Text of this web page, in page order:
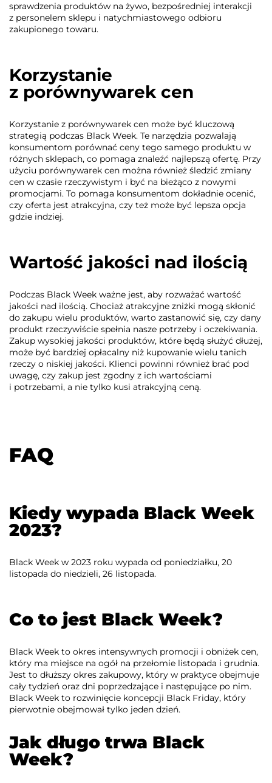
sprawdzenia produktów na żywo, bezpośredniej interakcji
z personelem sklepu i natychmiastowego odbioru
zakupionego towaru.
Korzystanie
z porównywarek cen
Korzystanie z porównywarek cen może być kluczową
strategią podczas Black Week. Te narzędzia pozwalają
konsumentom porównać ceny tego samego produktu w
różnych sklepach, co pomaga znaleźć najlepszą ofertę. Przy
użyciu porównywarek cen można również śledzić zmiany
cen w czasie rzeczywistym i być na bieżąco z nowymi
promocjami. To pomaga konsumentom dokładnie ocenić,
czy oferta jest atrakcyjna, czy też może być lepsza opcja
gdzie indziej.
Wartość jakości nad ilością
Podczas Black Week ważne jest, aby rozważać wartość
jakości nad ilością. Chociaż atrakcyjne zniżki mogą skłonić
do zakupu wielu produktów, warto zastanowić się, czy dany
produkt rzeczywiście spełnia nasze potrzeby i oczekiwania.
Zakup wysokiej jakości produktów, które będą służyć dłużej,
może być bardziej opłacalny niż kupowanie wielu tanich
rzeczy o niskiej jakości. Klienci powinni również brać pod
uwagę, czy zakup jest zgodny z ich wartościami
i potrzebami, a nie tylko kusi atrakcyjną ceną.
FAQ
Kiedy wypada Black Week
2023?
Black Week w 2023 roku wypada od poniedziałku, 20
listopada do niedzieli, 26 listopada.
Co to jest Black Week?
Black Week to okres intensywnych promocji i obniżek cen,
który ma miejsce na ogół na przełomie listopada i grudnia.
Jest to dłuższy okres zakupowy, który w praktyce obejmuje
cały tydzień oraz dni poprzedzające i następujące po nim.
Black Week to rozwinięcie koncepcji Black Friday, który
pierwotnie obejmował tylko jeden dzień.
Jak długo trwa Black
Week?